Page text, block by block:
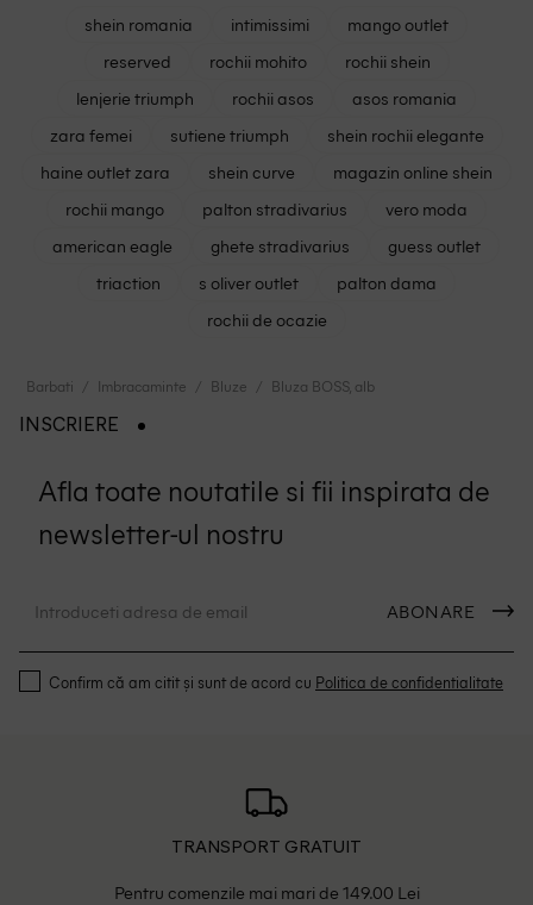
shein romania intimissimi
mango outlet
reserved
rochii mohito
rochii shein
lenjerie triumph
rochii asos
asos romania
zara femei
sutiene triumph
shein rochii elegante
haine outlet zara
shein curve
magazin online shein
rochii mango
palton stradivarius
vero moda
american eagle
ghete stradivarius
guess outlet
triaction
s oliver outlet
palton dama
rochii de ocazie
Barbati Imbracaminte Bluze Bluza BOSS, alb
INSCRIERE
Afla toate noutatile si fii inspirata de
newsletter-ul nostru
ABONARE
Confirm că am citit și sunt de acord cu Politica de confidentialitate
TRANSPORT GRATUIT
Pentru comenzile mai mari de 149.00 Lei